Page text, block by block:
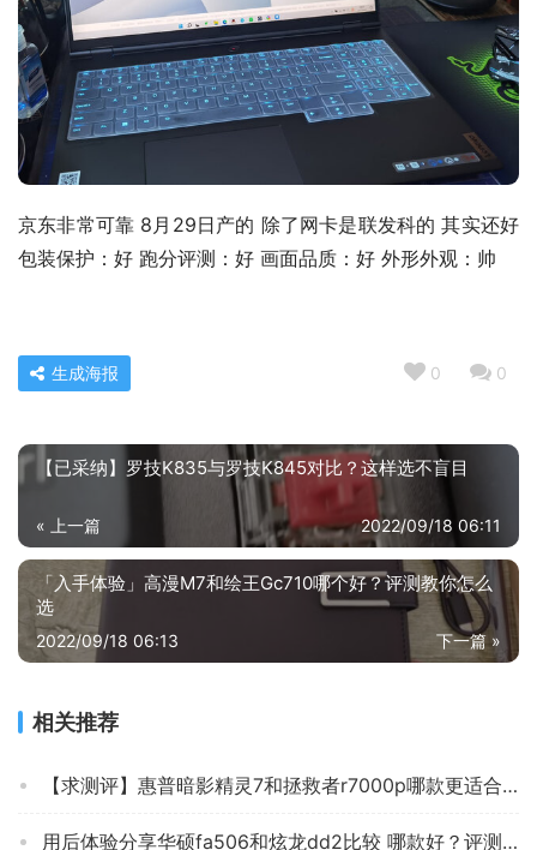
京东非常可靠 8月29日产的 除了网卡是联发科的 其实还好
包装保护：好 跑分评测：好 画面品质：好 外形外观：帅
0 0
生成海报
【已采纳】罗技K835与罗技K845对比？这样选不盲目
« 上一篇 2022/09/18 06:11
「入手体验」高漫M7和绘王Gc710哪个好？评测教你怎么
选
下一篇 »
2022/09/18 06:13
相关推荐
【求测评】惠普暗影精灵7和拯救者r7000p哪款更适合？深度剖析功能区别
用后体验分享华硕fa506和炫龙dd2比较 哪款好？评测教你怎么选